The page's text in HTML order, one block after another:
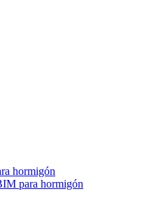
hormigón
para hormigón